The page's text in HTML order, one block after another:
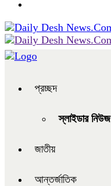
প্রচ্ছদ
স্লাইডার নিউজ
জাতীয়
আন্তর্জাতিক